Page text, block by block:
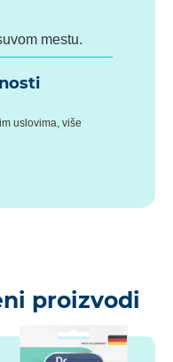
mestu.
uslovima, više
proizvodi